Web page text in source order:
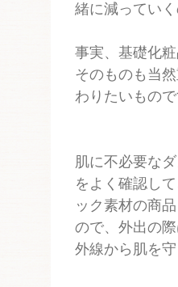
緒に減ってい
事実、基礎化
そのものも当
わりたいもの
肌に不必要な
をよく確認し
ック素材の商
ので、外出の
外線から肌を